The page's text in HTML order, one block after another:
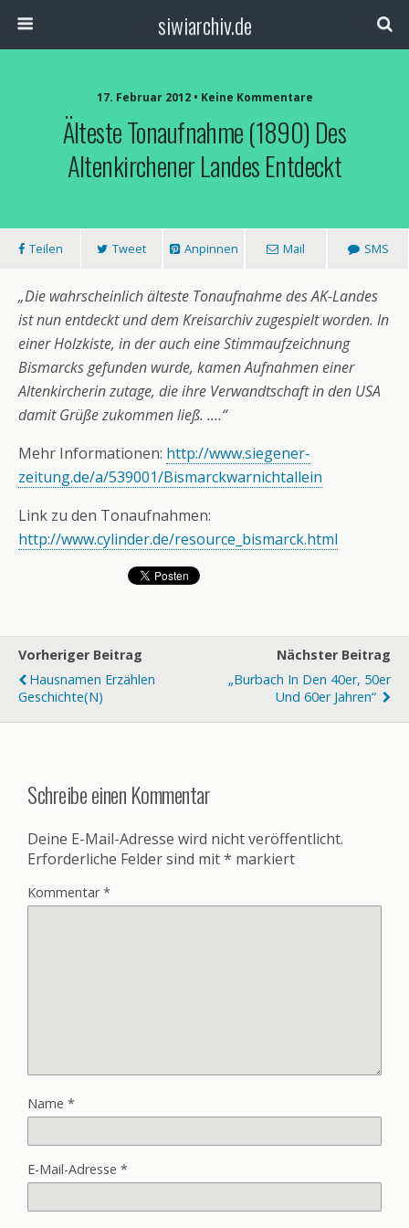
siwiarchiv.de
17. Februar 2012 • Keine Kommentare
Älteste Tonaufnahme (1890) Des
Altenkirchener Landes Entdeckt
Teilen Tweet Anpinnen Mail SMS
„Die wahrscheinlich älteste Tonaufnahme des AK-Landes
ist nun entdeckt und dem Kreisarchiv zugespielt worden. In
einer Holzkiste, in der auch eine Stimmaufzeichnung
Bismarcks gefunden wurde, kamen Aufnahmen einer
Altenkircherin zutage, die ihre Verwandtschaft in den USA
damit Grüße zukommen ließ. ….“
Mehr Informationen: http://www.siegener-
zeitung.de/a/539001/Bismarckwarnichtallein
Link zu den Tonaufnahmen:
http://www.cylinder.de/resource_bismarck.html
Vorheriger Beitrag
Hausnamen Erzählen
Geschichte(n)
Nächster Beitrag
„Burbach In Den 40er, 50er
Und 60er Jahren“
Schreibe einen Kommentar
Deine E-Mail-Adresse wird nicht veröffentlicht.
Erforderliche Felder sind mit* markiert
Kommentar*
Name *
E-Mail-Adresse *